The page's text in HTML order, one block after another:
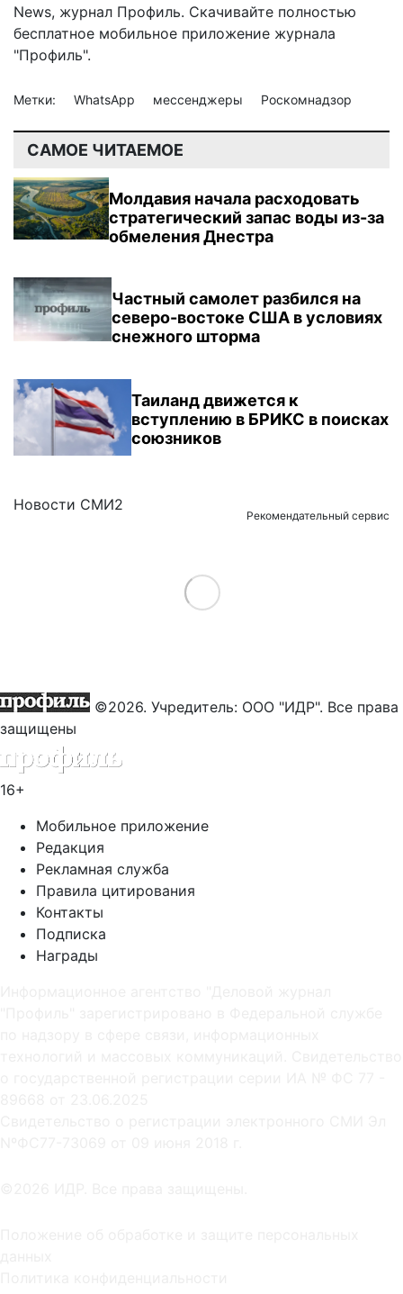
News, журнал Профиль. Скачивайте полностью
бесплатное мобильное приложение журнала
"Профиль".
Метки: WhatsApp мессенджеры Роскомнадзор
САМОЕ ЧИТАЕМОЕ
Молдавия начала расходовать
стратегический запас воды из-за
обмеления Днестра
Частный самолет разбился на
северо-востоке США в условиях
снежного шторма
Таиланд движется к
вступлению в БРИКС в поисках
союзников
Новости СМИ2
Рекомендательный сервис
Load More
©2026. Учредитель: ООО "ИДР". Все права
защищены
16+
Мобильное приложение
Редакция
Рекламная служба
Правила цитирования
Контакты
Подписка
Награды